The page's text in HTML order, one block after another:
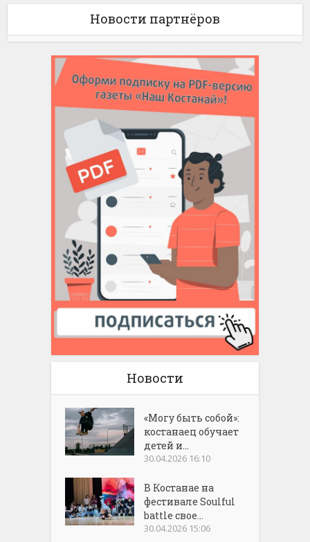
Новости партнёров
Новости
«Могу быть собой»:
костанаец обучает
детей и...
30.04.2026 16:10
В Костанае на
фестивале Soulful
battle свое...
30.04.2026 15:06